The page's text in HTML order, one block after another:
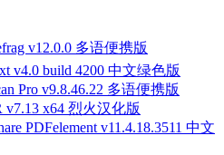
v12.0.0 多语便携版
v4.0 build 4200 中文绿色版
Pro v9.8.46.22 多语便携版
x64 烈火汉化版
PDFelement v11.4.18.3511 中文